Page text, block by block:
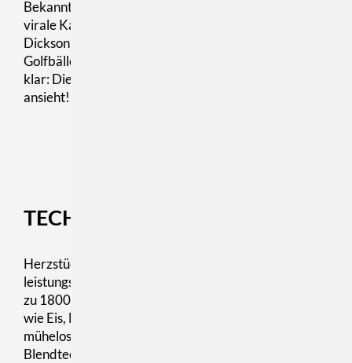
Bekannt wurde die Marke nicht zuletzt durch die
virale Kampagne
Dickson selbst Alltagsgegenstände wie iPhones oder
Golfbälle im Mixer Pulverisierte. Die Botschaft war
klar: Dieses Geräte halten mehr aus, als man ihnen
ansieht!
TECHNOLOGIE, DIE MITDENKT
Herzstück aller Blendtec-Geräte ist der
leistungsstarke Hochgeschwindigkeitsmotor - mit bis
zu 1800 W bzw. 3,8 PS Leistung. Selbst harte Zutaten
wie Eis, Nüsse oder tiefgefrorenes Obst werden
mühelos zerkleinert. Statt scharfer Klinken setzt
Blendtec auf stumpfe, kaltgeschmiedete